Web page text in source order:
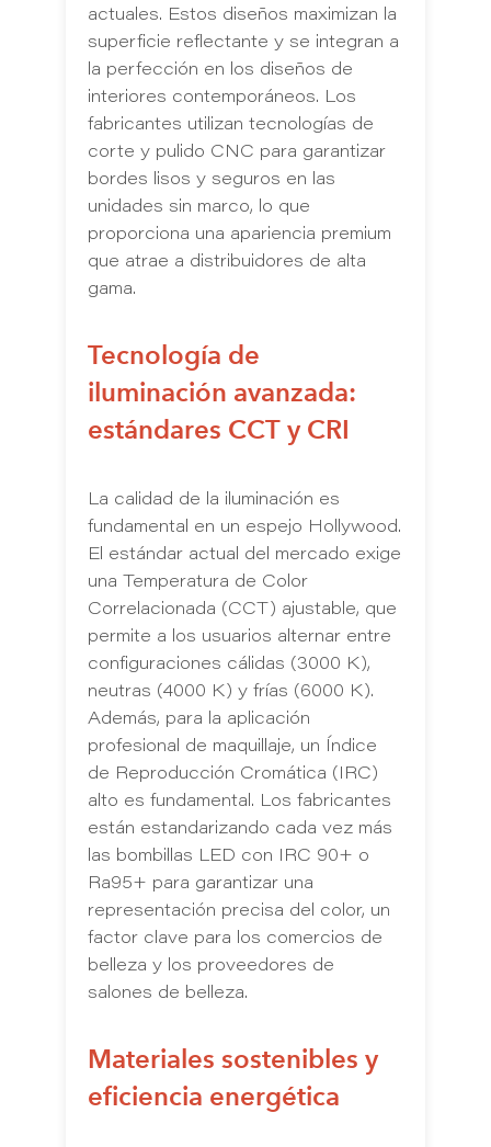
actuales. Estos diseños maximizan la
superficie reflectante y se integran a
la perfección en los diseños de
interiores contemporáneos. Los
fabricantes utilizan tecnologías de
corte y pulido CNC para garantizar
bordes lisos y seguros en las
unidades sin marco, lo que
proporciona una apariencia premium
que atrae a distribuidores de alta
gama.
Tecnología de
iluminación avanzada:
estándares CCT y CRI
La calidad de la iluminación es
fundamental en un espejo Hollywood.
El estándar actual del mercado exige
una Temperatura de Color
Correlacionada (CCT) ajustable, que
permite a los usuarios alternar entre
configuraciones cálidas (3000 K),
neutras (4000 K) y frías (6000 K).
Además, para la aplicación
profesional de maquillaje, un Índice
de Reproducción Cromática (IRC)
alto es fundamental. Los fabricantes
están estandarizando cada vez más
las bombillas LED con IRC 90+ o
Ra95+ para garantizar una
representación precisa del color, un
factor clave para los comercios de
belleza y los proveedores de
salones de belleza.
Materiales sostenibles y
eficiencia energética